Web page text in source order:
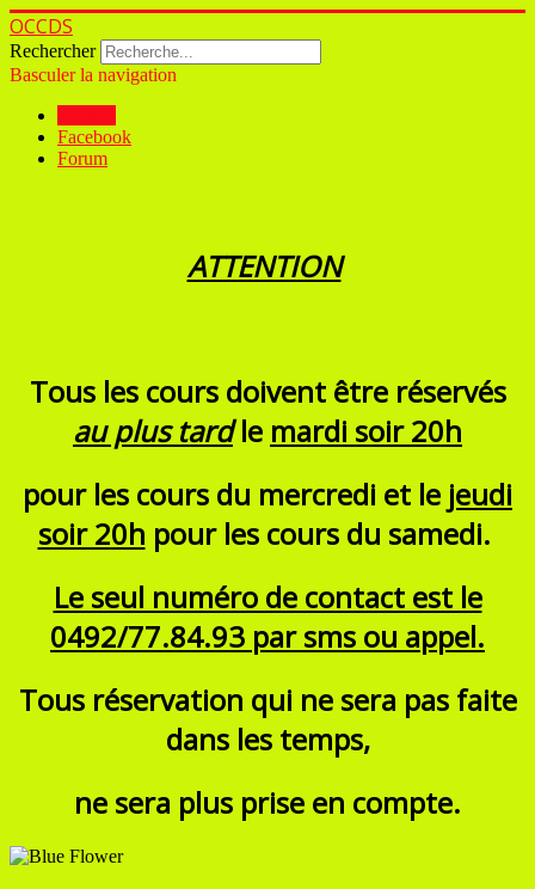
OCCDS
Rechercher
Basculer la navigation
Facebook
Forum
ATTENTION
Tous les cours doivent être réservés
au plus tardle mardi soir 20h
pour les cours du mercredi et le jeudi
soir 20h pour les cours du samedi.
Le seul numéro de contact est le
0492/77.84.93 par sms ou appel.
Tous réservation qui ne sera pas faite
dans les temps,
ne sera plus prise en compte.